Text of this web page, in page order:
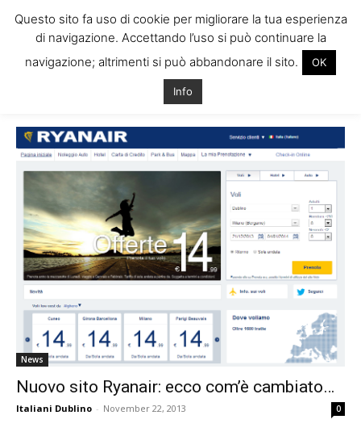
Tag: prezzi voli irlanda
News
Nuovo sito Ryanair: ecco com’è cambiato…
Italiani Dublino - November 22, 2013 0
Questo sito fa uso di cookie per migliorare la tua esperienza
di navigazione. Accettando l’uso si può continuare la
navigazione; altrimenti si può abbandonare il sito.
OK
Info